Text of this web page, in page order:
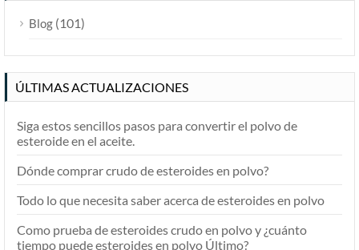
Blog (101)
ÚLTIMAS ACTUALIZACIONES
Siga estos sencillos pasos para convertir el polvo de
esteroide en el aceite.
Dónde comprar crudo de esteroides en polvo?
Todo lo que necesita saber acerca de esteroides en polvo
Como prueba de esteroides crudo en polvo y ¿cuánto
tiempo puede esteroides en polvo Último?